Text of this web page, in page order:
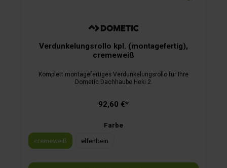
Verdunkelungsrollo kpl. (montagefertig),
cremeweiß
Komplett montagefertiges Verdunkelungsrollo für Ihre
Dometic Dachhaube Heki 2.
92,60 €*
Farbe
cremeweiß
elfenbein